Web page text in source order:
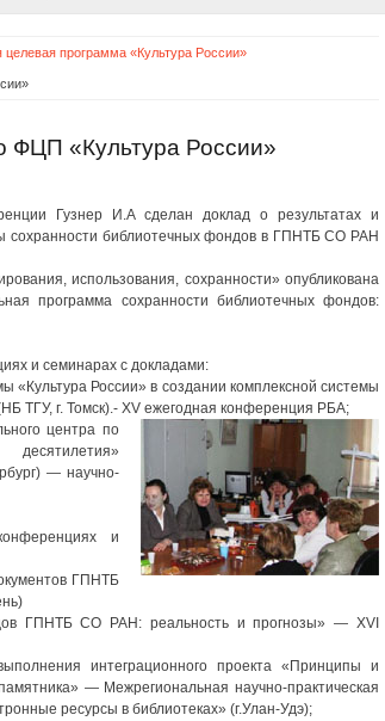
целевая программа «Культура России»
ФЦП «Культура России»
Гузнер И.А сделан доклад о результатах и
сохранности библиотечных фондов в ГПНТБ СО РАН
использования, сохранности» опубликована
программа сохранности библиотечных фондов:
и семинарах с докладами:
России» в создании комплексной системы
ТГУ, г. Томск).- XV ежегодная конференция РБА;
центра по
— научно-
и
ГПНТБ
ГПНТБ СО РАН: реальность и прогнозы» — XVI
интеграционного проекта «Принципы и
— Межрегиональная научно-практическая
ресурсы в библиотеках» (г.Улан-Удэ);